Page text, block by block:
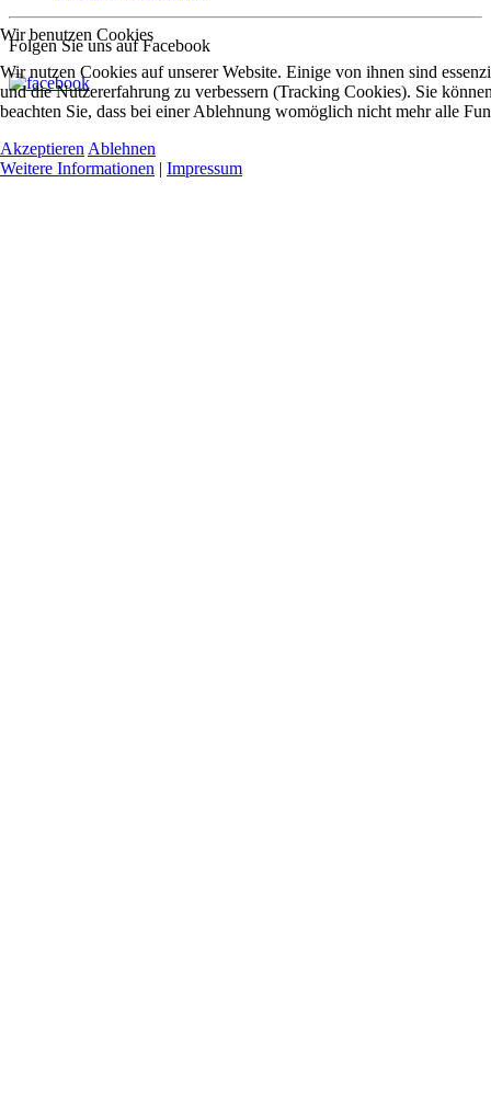
Folgen Sie uns auf Facebook
Wir benutzen Cookies
Wir nutzen Cookies auf unserer Website. Einige von ihnen sind
und die Nutzererfahrung zu verbessern (Tracking Cookies). Sie
beachten Sie, dass bei einer Ablehnung womöglich nicht mehr alle
Akzeptieren Ablehnen
Weitere Informationen | Impressum